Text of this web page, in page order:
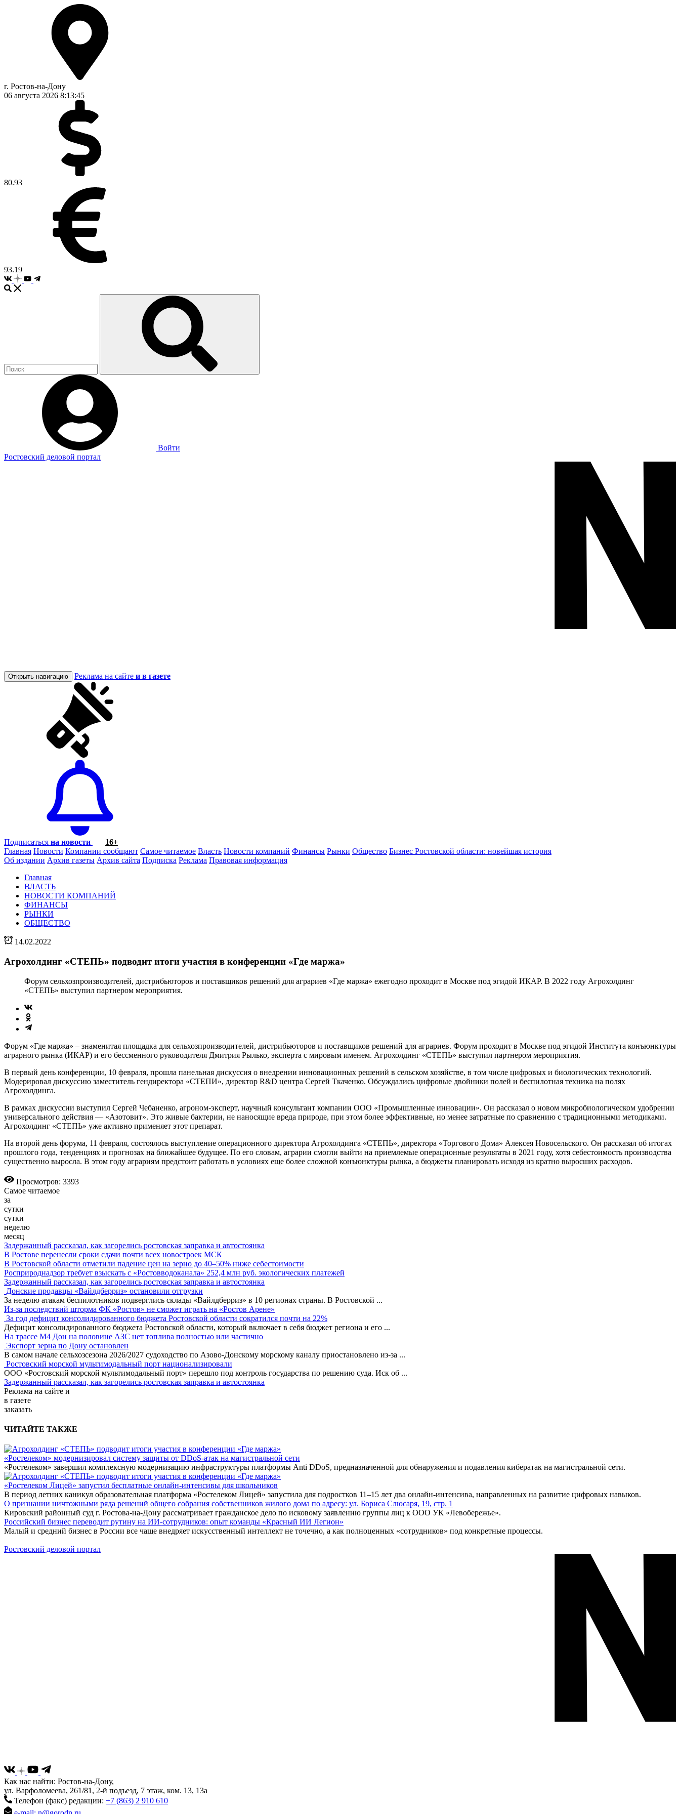
г. Ростов-на-Дону
06 августа 2026 8:13:45
80.93
93.19
Войти
Ростовский деловой портал
Открыть навигацию Реклама на сайте и в газете
Подписаться на новости
16+
Главная Новости Компании сообщают Самое читаемое Власть Новости компаний Финансы Рынки Общество Бизнес Ростовской области: новейшая история
Об издании Архив газеты Архив сайта Подписка Реклама Правовая информация
Главная
ВЛАСТЬ
НОВОСТИ КОМПАНИЙ
ФИНАНСЫ
РЫНКИ
ОБЩЕСТВО
14.02.2022
Агрохолдинг «СТЕПЬ» подводит итоги участия в конференции «Где маржа»
Форум сельхозпроизводителей, дистрибьюторов и поставщиков решений для аграриев «Где маржа» ежегодно проходит в Москве под эгидой ИКАР. В 2022 году Агрохолдинг
«СТЕПЬ» выступил партнером мероприятия.
Форум «Где маржа» – знаменитая площадка для сельхозпроизводителей, дистрибьюторов и поставщиков решений для аграриев. Форум проходит в Москве под эгидой Института конъюнктуры
аграрного рынка (ИКАР) и его бессменного руководителя Дмитрия Рылько, эксперта с мировым именем. Агрохолдинг «СТЕПЬ» выступил партнером мероприятия.
В первый день конференции, 10 февраля, прошла панельная дискуссия о внедрении инновационных решений в сельском хозяйстве, в том числе цифровых и биологических технологий.
Модерировал дискуссию заместитель гендиректора «СТЕПИ», директор R&D центра Сергей Ткаченко. Обсуждались цифровые двойники полей и беспилотная техника на полях
Агрохолдинга.
В рамках дискуссии выступил Сергей Чебаненко, агроном-эксперт, научный консультант компании ООО «Промышленные инновации». Он рассказал о новом микробиологическом удобрении
универсального действия — «Азотовит». Это живые бактерии, не наносящие вреда природе, при этом более эффективные, но менее затратные по сравнению с традиционными методиками.
Агрохолдинг «СТЕПЬ» уже активно применяет этот препарат.
На второй день форума, 11 февраля, состоялось выступление операционного директора Агрохолдинга «СТЕПЬ», директора «Торгового Дома» Алексея Новосельского. Он рассказал об итогах
прошлого года, тенденциях и прогнозах на ближайшее будущее. По его словам, аграрии смогли выйти на приемлемые операционные результаты в 2021 году, хотя себестоимость производства
существенно выросла. В этом году аграриям предстоит работать в условиях еще более сложной конъюнктуры рынка, а бюджеты планировать исходя из кратно выросших расходов.
Просмотров: 3393
Самое читаемое
за
сутки
сутки
неделю
месяц
Задержанный рассказал, как загорелись ростовская заправка и автостоянка
В Ростове перенесли сроки сдачи почти всех новостроек МСК
В Ростовской области отметили падение цен на зерно до 40–50% ниже себестоимости
Росприроднадзор требует взыскать с «Ростовводоканала» 252,4 млн руб. экологических платежей
Задержанный рассказал, как загорелись ростовская заправка и автостоянка
Донские продавцы «Вайлдберриз» остановили отгрузки
За неделю атакам беспилотников подверглись склады «Вайлдберриз» в 10 регионах страны. В Ростовской ...
Из-за последствий шторма ФК «Ростов» не сможет играть на «Ростов Арене»
За год дефицит консолидированного бюджета Ростовской области сократился почти на 22%
Дефицит консолидированного бюджета Ростовской области, который включает в себя бюджет региона и его ...
На трассе М4 Дон на половине АЗС нет топлива полностью или частично
Экспорт зерна по Дону остановлен
В самом начале сельхозсезона 2026/2027 судоходство по Азово-Донскому морскому каналу приостановлено из-за ...
Ростовский морской мультимодальный порт национализировали
ООО «Ростовский морской мультимодальный порт» перешло под контроль государства по решению суда. Иск об ...
Задержанный рассказал, как загорелись ростовская заправка и автостоянка
Реклама на сайте и
в газете
заказать
ЧИТАЙТЕ ТАКЖЕ
«Ростелеком» модернизировал систему защиты от DDoS-атак на магистральной сети
«Ростелеком» завершил комплексную модернизацию инфраструктуры платформы Anti DDoS, предназначенной для обнаружения и подавления кибератак на магистральной сети.
«Ростелеком Лицей» запустил бесплатные онлайн-интенсивы для школьников
В период летних каникул образовательная платформа «Ростелеком Лицей» запустила для подростков 11–15 лет два онлайн-интенсива, направленных на развитие цифровых навыков.
О признании ничтожными ряда решений общего собрания собственников жилого дома по адресу: ул. Бориса Слюсаря, 19, стр. 1
Кировский районный суд г. Ростова-на-Дону рассматривает гражданское дело по исковому заявлению группы лиц к ООО УК «Левобережье».
Российский бизнес переводит рутину на ИИ-сотрудников: опыт команды «Красный ИИ Легион»
Малый и средний бизнес в России все чаще внедряет искусственный интеллект не точечно, а как полноценных «сотрудников» под конкретные процессы.
Ростовский деловой портал
Как нас найти: Ростов-на-Дону,
ул. Варфоломеева, 261/81, 2-й подъезд, 7 этаж, ком. 13, 13а
Телефон (факс) редакции: +7 (863) 2 910 610